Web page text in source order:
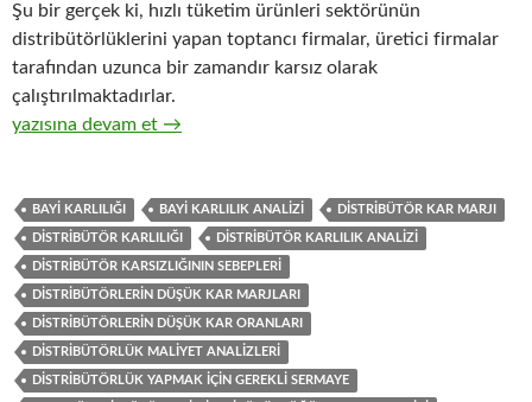
Şu bir gerçek ki, hızlı tüketim ürünleri sektörünün
distribütörlüklerini yapan toptancı firmalar, üretici firmalar
tarafından uzunca bir zamandır karsız olarak
çalıştırılmaktadırlar.
27-Hızlı tüketim ürünleri distribütörlüğü yapan toptancı
yazısına devam et →
BAYI KARLILIĞI BAYI KARLILIK ANALIZI DISTRIBÜTÖR KAR MARJI
DISTRIBÜTÖR KARLILIĞI DISTRIBÜTÖR KARLILIK ANALIZI
DISTRIBÜTÖR KARSIZLIĞININ SEBEPLERI
DISTRIBÜTÖRLERIN DÜŞÜK KAR MARJLARI
DISTRIBÜTÖRLERIN DÜŞÜK KAR ORANLARI
DISTRIBÜTÖRLÜK MALIYET ANALIZLERI
DISTRIBÜTÖRLÜK YAPMAK IÇIN GEREKLI SERMAYE